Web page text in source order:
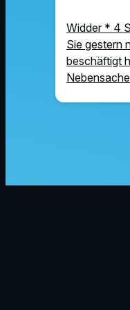
Widder * 4
Sie gestern
beschäftigt